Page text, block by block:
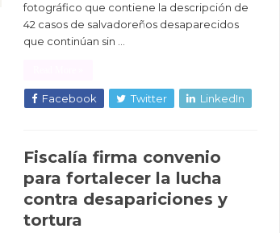
fotográfico que contiene la descripción de
42 casos de salvadoreños desaparecidos
que continúan sin …
Facebook Twitter LinkedIn
Fiscalía firma convenio
para fortalecer la lucha
contra desapariciones y
tortura